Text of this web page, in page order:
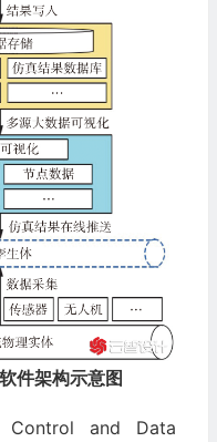
件架构示意图
Control and Data